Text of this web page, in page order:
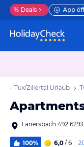
% Deals App
Tux/Zillertal Urlaub
Lanersbach 492
100% 6,0 / 6